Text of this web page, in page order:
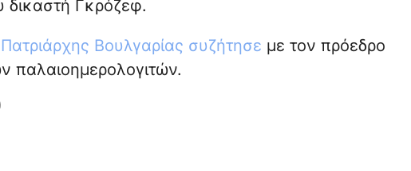
Γκρόζεφ.
Βουλγαρίας συζήτησε με τον πρόεδρο
παλαιοημερολογιτών.